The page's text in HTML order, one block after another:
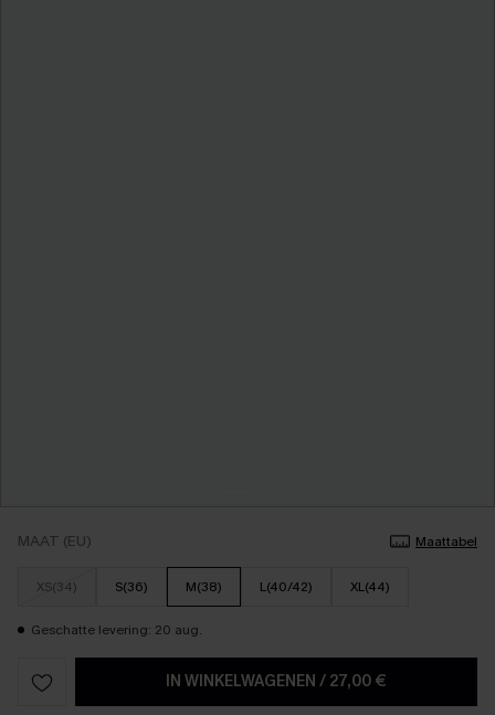
MAAT (EU) Maattabel
XS(34) S(36) M(38) L(40/42) XL(44)
Geschatte levering: 20 aug.
IN WINKELWAGENEN / 27,00 €